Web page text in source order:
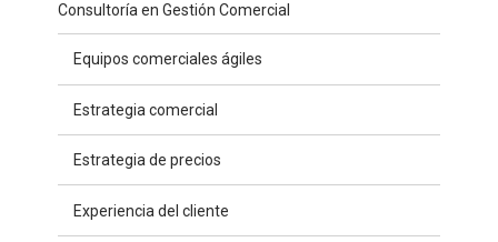
Consultoría en Gestión Comercial
Equipos comerciales ágiles
Estrategia comercial
Estrategia de precios
Experiencia del cliente